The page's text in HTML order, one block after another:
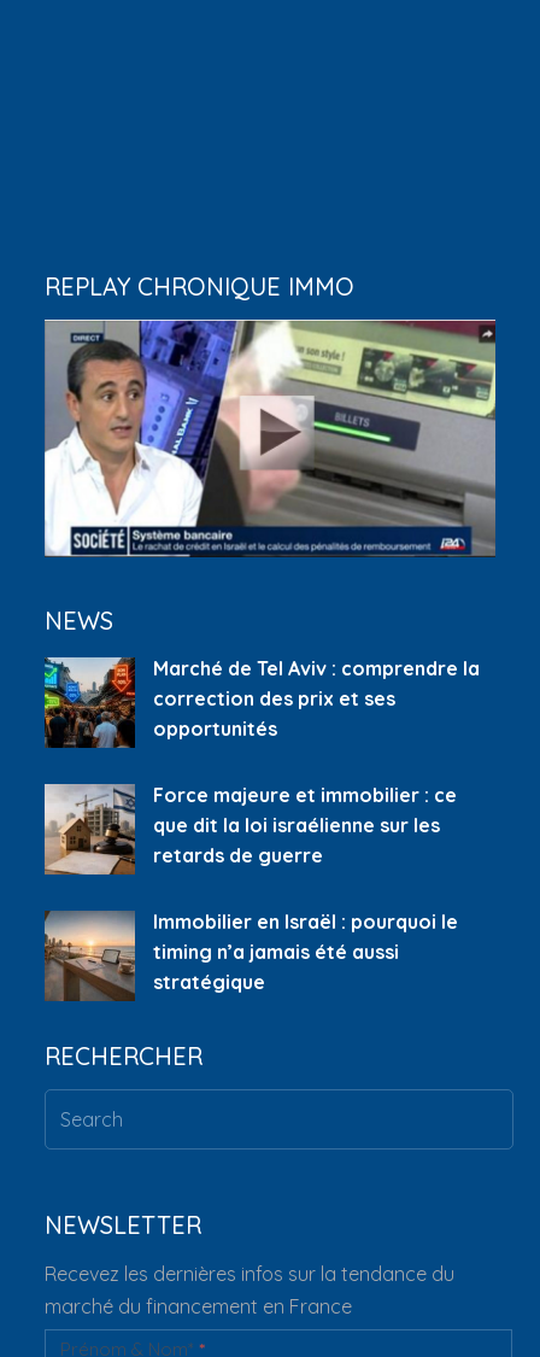
REPLAY CHRONIQUE IMMO
NEWS
Marché de Tel Aviv : comprendre la
correction des prix et ses
opportunités
Force majeure et immobilier : ce
que dit la loi israélienne sur les
retards de guerre
Immobilier en Israël : pourquoi le
timing n’a jamais été aussi
stratégique
RECHERCHER
NEWSLETTER
Recevez les dernières infos sur la tendance du
marché du financement en France
Prénom & Nom**